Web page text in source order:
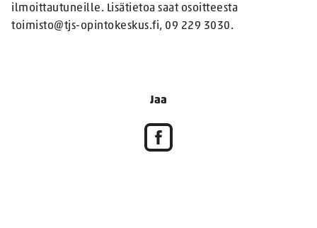
ilmoittautuneille. Lisätietoa saat osoitteesta
toimisto@tjs-opintokeskus.fi, 09 229 3030.
Jaa